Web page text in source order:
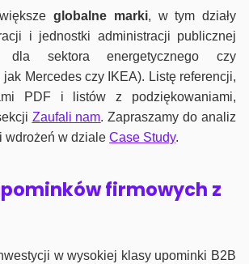
globalne marki, w tym działy
i jednostki administracji publicznej
dla sektora energetycznego czy
jak Mercedes czy IKEA). Listę referencji,
PDF i listów z podziękowaniami,
Zaufali nam. Zapraszamy do analiz
wdrożeń w dziale Case Study.
firmowych z
w wysokiej klasy upominki B2B